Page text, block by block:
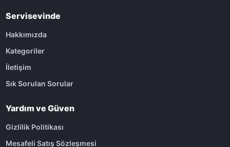
Servisevinde
Hakkımızda
Kategoriler
İletişim
Sık Sorulan Sorular
Yardım ve Güven
Gizlilik Politikası
Mesafeli Satış Sözleşmesi